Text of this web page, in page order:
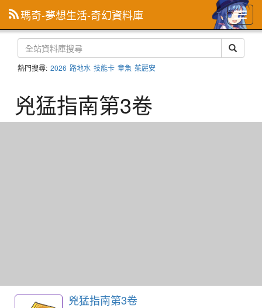
主
選
單
瑪奇-夢想生活-奇幻資料庫
熱門搜尋: 2026 路地水 技能卡 章魚 茱麗安
兇猛指南第3卷
兇猛指南第3卷